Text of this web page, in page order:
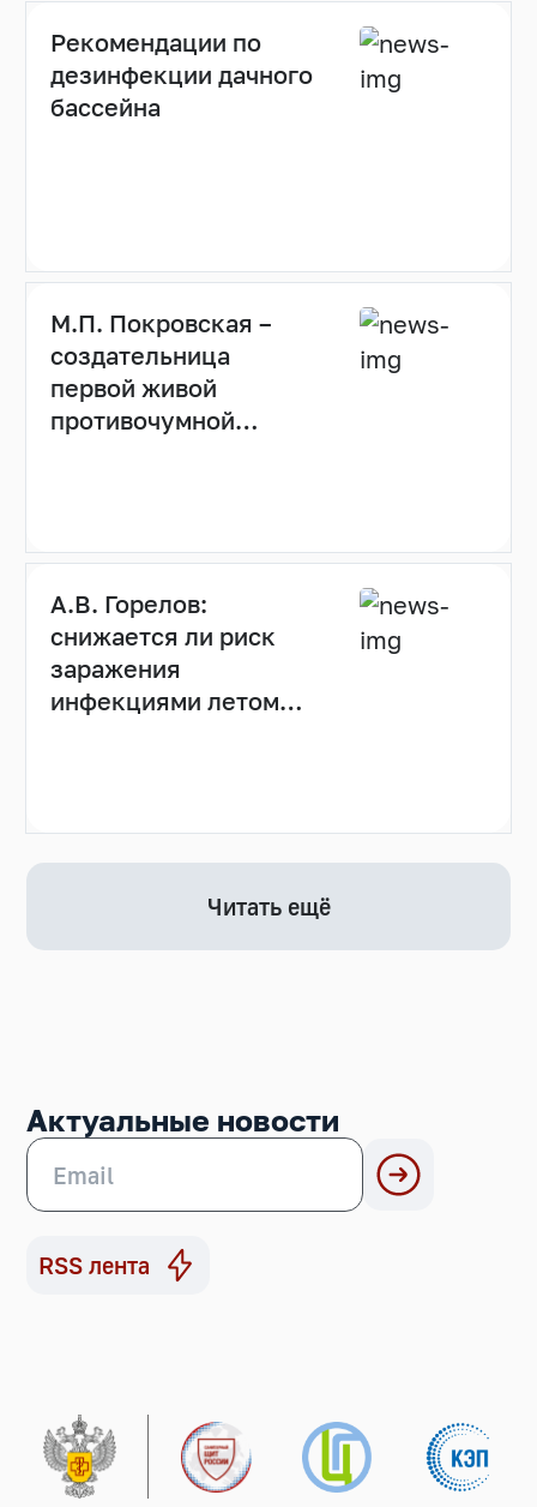
Рекомендации по
дезинфекции дачного
бассейна
М.П. Покровская –
создательница
первой живой
противочумной
А.В. Горелов:
снижается ли риск
заражения
инфекциями летом
Читать ещё
Актуальные новости
RSS лента